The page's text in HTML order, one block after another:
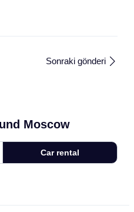
Sonraki gönderi
Moscow
Car rental